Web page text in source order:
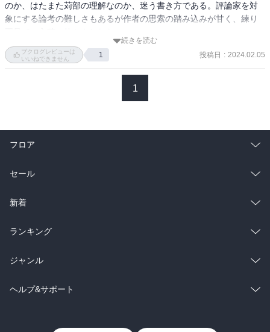
のか、はたまた苅部の理解なのか、迷う書き方である。評論家を対
象にする論考の難しさもあるが作者の思索の踏み込みが甘く、練り
以下、論点を列挙する。
ら大学受験の国語の試験によく出るのは何故かという問題意識から
たって「古代日本人以来の日本的自然」の扱い方を誤り、近代の悪
近代へのいたずらな崇拝に逆転するという思潮を生んだ、と。
から逆説の論理が展開された作品であり、受験生の頭をことさらに
上げられた、とも。
『考えるヒント』は初回と最終回が伊藤仁斎・荻生徂徠をめぐる論
徳川時代の思想、特に儒学について論じたものによってほとんど占
続きを読む
ブクログレビューは
いいねできません
1 投稿日 : 2024.02.05
1
フロア
総合
ラノベ
雑誌・グラビア
BL・TL
セール
総合
ラノベ
雑誌・グラビア
BL・TL
新着
総合
ラノベ
雑誌・グラビア
ランキング
総合
ラノベ
ジャンル
コミック
ヘルプ&サポート